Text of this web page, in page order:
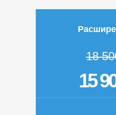
18
15